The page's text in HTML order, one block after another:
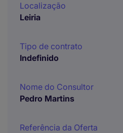
Localização
Leiria
Tipo de contrato
Indefinido
Nome do Consultor
Pedro Martins
Referência da Oferta